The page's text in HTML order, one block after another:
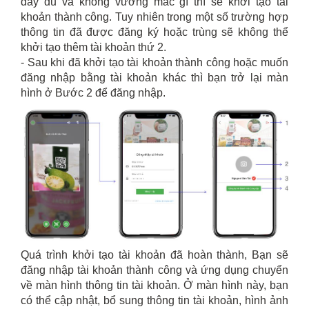
khoản thành công. Tuy nhiên trong một số trường hợp
thông tin đã được đăng ký hoặc trùng sẽ không thể
khởi tạo thêm tài khoản thứ 2.
- Sau khi đã khởi tạo tài khoản thành công hoặc muốn
đăng nhập bằng tài khoản khác thì bạn trở lại màn
hình ở Bước 2 để đăng nhập.
Quá trình khởi tạo tài khoản đã hoàn thành, Bạn sẽ
đăng nhập tài khoản thành công và ứng dụng chuyển
về màn hình thông tin tài khoản. Ở màn hình này, bạn
có thể cập nhật, bổ sung thông tin tài khoản, hình ảnh